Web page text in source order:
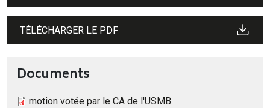
TÉLÉCHARGER LE PDF
Documents
motion votée par le CA de l'USMB